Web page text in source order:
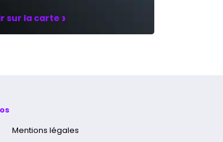
sur la carte ›
Mentions légales